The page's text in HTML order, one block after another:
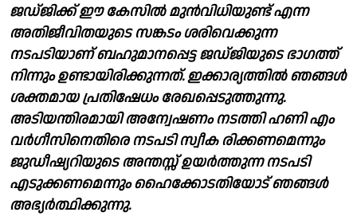
ജഡ്‌ജിക്ക് ഈ കേസിൽ മുൻവിധിയുണ്ട് എന്ന
അതിജീവിതയുടെ സങ്കടം ശരിവെക്കുന്ന
നടപടിയാണ് ബഹുമാനപ്പെട്ട ജഡ്‌ജിയുടെ ഭാഗത്ത്
നിന്നും ഉണ്ടായിരിക്കുന്നത്. ഇക്കാര്യത്തിൽ ഞങ്ങൾ
ശക്തമായ പ്രതിഷേധം രേഖപ്പെടുത്തുന്നു.
അടിയന്തിരമായി അന്വേഷണം നടത്തി ഹണി എം
വർഗീസിനെതിരെ നടപടി സ്വീക രിക്കണമെന്നും
ജുഡീഷ്യറിയുടെ അന്തസ്സ് ഉയർത്തുന്ന നടപടി
എടുക്കണമെന്നും ഹൈക്കോടതിയോട്‌ ഞങ്ങൾ
അഭ്യർത്ഥിക്കുന്നു.